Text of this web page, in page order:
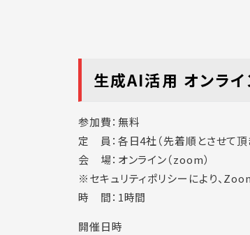
生成AI活用 オンラ
参加費：無料
定 員：各日4社（先着順とさせて頂
会 場：オンライン（zoom）
※セキュリティポリシーにより、
時 間：1時間
開催日時